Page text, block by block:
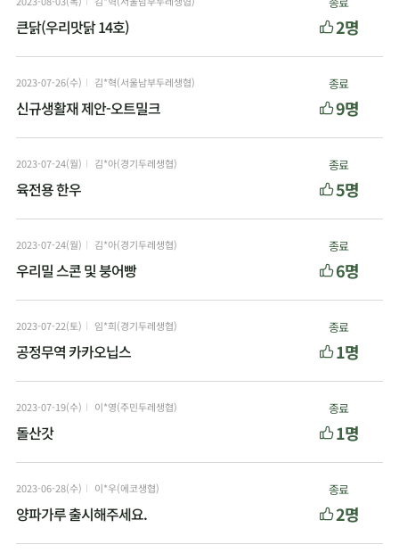
큰닭(우리맛닭 14호) 2명
2023-07-26(수) 김*혁(서울남부두레생협)
신규생활재 제안-오트밀크
종료
9명
2023-07-24(월) 김*아(경기두레생협)
육전용 한우
종료
5명
2023-07-24(월) 김*아(경기두레생협)
우리밀 스콘 및 붕어빵
종료
6명
2023-07-22(토) 임*희(경기두레생협)
공정무역 카카오닙스
종료
1명
2023-07-19(수) 이*영(주민두레생협)
돌산갓
종료
1명
2023-06-28(수) 이*우(에코생협)
양파가루 출시해주세요.
종료
2명